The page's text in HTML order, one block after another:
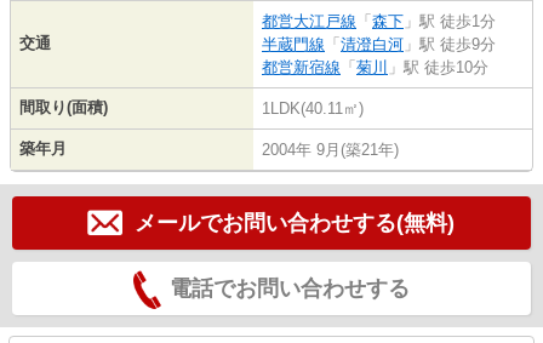
交通
都営大江戸線 「 森下 」駅 徒歩1分
半蔵門線 「 清澄白河 」駅 徒歩9分
都営新宿線 「 菊川 」駅 徒歩10分
間取り(面積) 1LDK(40.11㎡)
築年月 2004年 9月(築21年)
メールでお問い合わせする(無料)
電話でお問い合わせする